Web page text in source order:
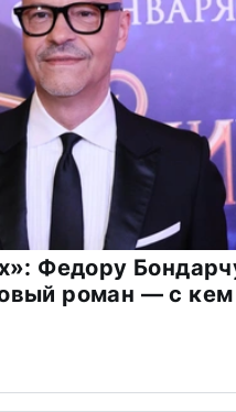
Федору
роман — с кем